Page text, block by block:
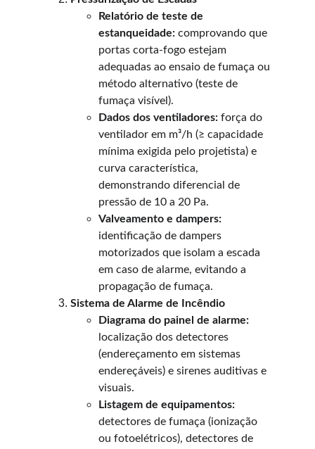
Relatório de teste de
estanqueidade: comprovando que
portas corta-fogo estejam
adequadas ao ensaio de fumaça ou
método alternativo (teste de
fumaça visível).
Dados dos ventiladores: força do
ventilador em m³/h (≥ capacidade
mínima exigida pelo projetista) e
curva característica,
demonstrando diferencial de
pressão de 10 a 20 Pa.
Valveamento e dampers:
identificação de dampers
motorizados que isolam a escada
em caso de alarme, evitando a
propagação de fumaça.
Sistema de Alarme de Incêndio
Diagrama do painel de alarme:
localização dos detectores
(endereçamento em sistemas
endereçáveis) e sirenes auditivas e
visuais.
Listagem de equipamentos:
detectores de fumaça (ionização
ou fotoelétricos), detectores de